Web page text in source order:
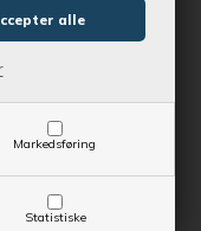
Markedsføring
Statistiske
1-2 dage
115,00 DKK